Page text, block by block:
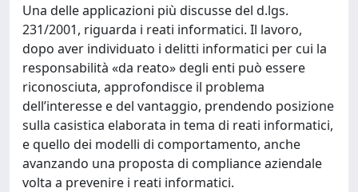
Una delle applicazioni più discusse del d.lgs.
231/2001, riguarda i reati informatici. Il lavoro,
dopo aver individuato i delitti informatici per cui la
responsabilità «da reato» degli enti può essere
riconosciuta, approfondisce il problema
dell’interesse e del vantaggio, prendendo posizione
sulla casistica elaborata in tema di reati informatici,
e quello dei modelli di comportamento, anche
avanzando una proposta di compliance aziendale
volta a prevenire i reati informatici.